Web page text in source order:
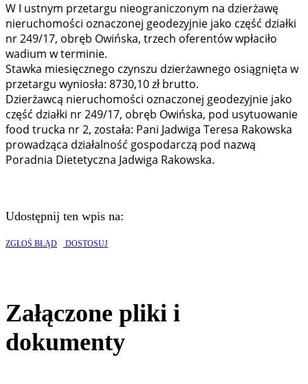
W I ustnym przetargu nieograniczonym na dzierżawę
nieruchomości oznaczonej geodezyjnie jako część działki
nr 249/17, obręb Owińska, trzech oferentów wpłaciło
wadium w terminie.
Stawka miesięcznego czynszu dzierżawnego osiągnięta w
przetargu wyniosła: 8730,10 zł brutto.
Dzierżawcą nieruchomości oznaczonej geodezyjnie jako
część działki nr 249/17, obręb Owińska, pod usytuowanie
food trucka nr 2, została: Pani Jadwiga Teresa Rakowska
prowadząca działalność gospodarczą pod nazwą
Poradnia Dietetyczna Jadwiga Rakowska.
Udostępnij ten wpis na:
ZGŁOŚ BŁĄD DOSTOSUJ
Załączone pliki i
dokumenty